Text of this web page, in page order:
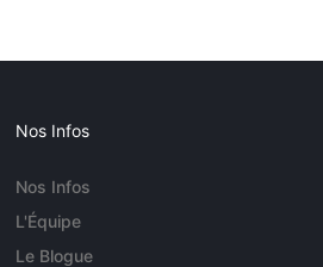
Nos Infos
Nos Infos
L'Équipe
Le Blogue